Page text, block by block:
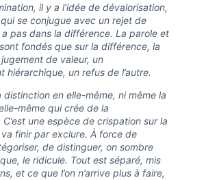
il y a l’idée de dévalorisation,
se conjugue avec un rejet de
a pas dans la différence. La parole et
fondés que sur la différence, la
de valeur, un
hiérarchique, un refus de l’autre.
distinction en elle-même, ni même la
même qui crée de la
une espèce de crispation sur la
finir par exclure. À force de
de distinguer, on sombre
le ridicule. Tout est séparé, mis
et ce que l’on n’arrive plus à faire,